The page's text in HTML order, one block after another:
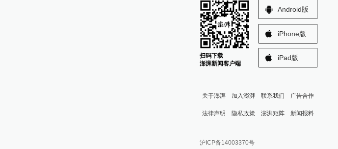
扫码下载
澎湃新闻客户端
Android版
iPhone版
iPad版
关于澎湃 加入澎湃 联系我们 广告合作
法律声明 隐私政策 澎湃矩阵
澎湃新闻公众号
新闻报料
报料邮箱: news@thepaper.cn
沪ICP备14003370号